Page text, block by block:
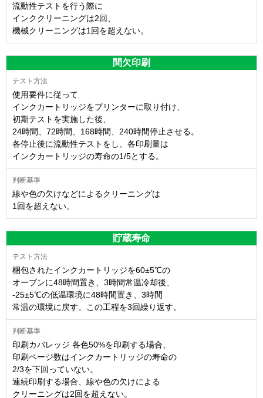
流動性テストを行う際に
インククリーニングは2回、
機械クリーニングは1回を超えない。
間欠印刷
使用要件に従って
インクカートリッジをプリンターに取り付け、
初期テストを実施した後、
24時間、72時間、168時間、240時間停止させる。
各停止後に流動性テストをし、各印刷量は
インクカートリッジの寿命の1/5とする。
線や色の欠けなどによるクリーニングは
1回を超えない。
貯蔵寿命
梱包されたインクカートリッジを60±5℃の
オーブンに48時間置き、3時間常温冷却後、
-25±5℃の低温環境に48時間置き、3時間
常温の環境に戻す。この工程を3回繰り返す。
印刷カバレッジ 各色50%を印刷する場合、
印刷ページ数はインクカートリッジの寿命の
2/3を下回っていない。
連続印刷する場合、線や色の欠けによる
クリーニングは2回を超えない。